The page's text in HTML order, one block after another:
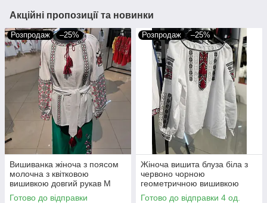
Акційні пропозиції та новинки
Розпродаж –25%
Вишиванка жіноча з поясом
молочна з квітковою
вишивкою довгий рукав M
2XL
Готово до відправки
Розпродаж –25%
Жіноча вишита блуза біла з
червоно чорною
геометричною вишивкою
довгий рукав S–2XL
Готово до відправки 4 од.